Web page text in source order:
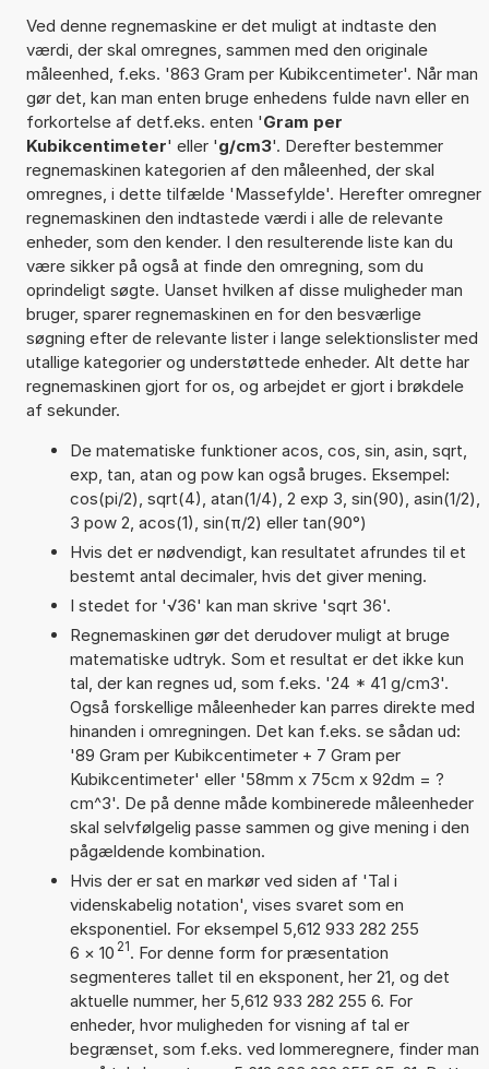
Ved denne regnemaskine er det muligt at indtaste den
værdi, der skal omregnes, sammen med den originale
måleenhed, f.eks. '863 Gram per Kubikcentimeter'. Når man
gør det, kan man enten bruge enhedens fulde navn eller en
forkortelse af detf.eks. enten 'Gram per
Kubikcentimeter' eller 'g/cm3'. Derefter bestemmer
regnemaskinen kategorien af den måleenhed, der skal
omregnes, i dette tilfælde 'Massefylde'. Herefter omregner
regnemaskinen den indtastede værdi i alle de relevante
enheder, som den kender. I den resulterende liste kan du
være sikker på også at finde den omregning, som du
oprindeligt søgte. Uanset hvilken af disse muligheder man
bruger, sparer regnemaskinen en for den besværlige
søgning efter de relevante lister i lange selektionslister med
utallige kategorier og understøttede enheder. Alt dette har
regnemaskinen gjort for os, og arbejdet er gjort i brøkdele
af sekunder.
De matematiske funktioner acos, cos, sin, asin, sqrt,
exp, tan, atan og pow kan også bruges. Eksempel:
cos(pi/2), sqrt(4), atan(1/4), 2 exp 3, sin(90), asin(1/2),
3 pow 2, acos(1), sin(π/2) eller tan(90°)
Hvis det er nødvendigt, kan resultatet afrundes til et
bestemt antal decimaler, hvis det giver mening.
I stedet for '√36' kan man skrive 'sqrt 36'.
Regnemaskinen gør det derudover muligt at bruge
matematiske udtryk. Som et resultat er det ikke kun
tal, der kan regnes ud, som f.eks. '24 * 41 g/cm3'.
Også forskellige måleenheder kan parres direkte med
hinanden i omregningen. Det kan f.eks. se sådan ud:
'89 Gram per Kubikcentimeter + 7 Gram per
Kubikcentimeter' eller '58mm x 75cm x 92dm = ?
cm^3'. De på denne måde kombinerede måleenheder
skal selvfølgelig passe sammen og give mening i den
pågældende kombination.
Hvis der er sat en markør ved siden af 'Tal i
videnskabelig notation', vises svaret som en
eksponentiel. For eksempel 5,612 933 282 255
6 × 10 21. For denne form for præsentation
segmenteres tallet til en eksponent, her 21, og det
aktuelle nummer, her 5,612 933 282 255 6. For
enheder, hvor muligheden for visning af tal er
begrænset, som f.eks. ved lommeregnere, finder man